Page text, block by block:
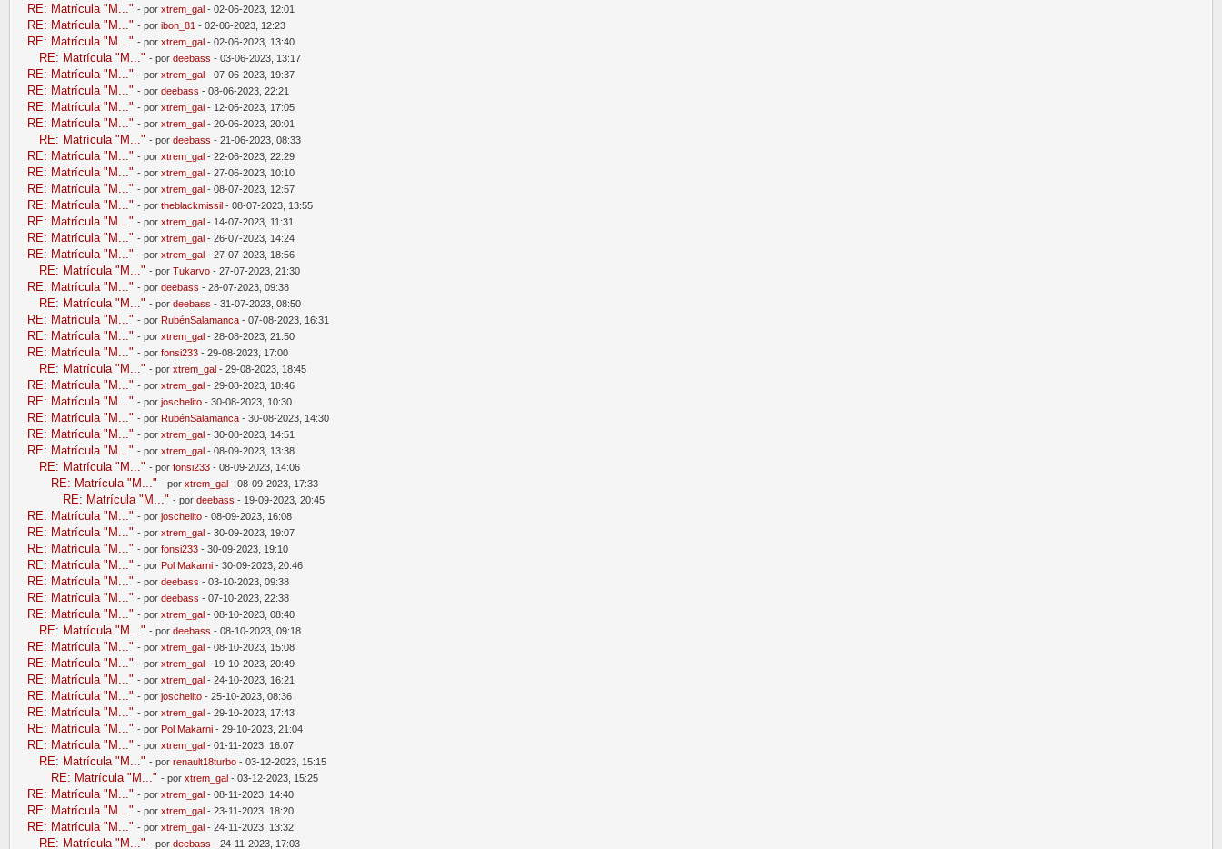
RE: Matrícula "M..." - por xtrem_gal - 02-06-2023, 12:01
RE: Matrícula "M..." - por ibon_81 - 02-06-2023, 12:23
RE: Matrícula "M..." - por xtrem_gal - 02-06-2023, 13:40
RE: Matrícula "M..." - por deebass - 03-06-2023, 13:17
RE: Matrícula "M..." - por xtrem_gal - 07-06-2023, 19:37
RE: Matrícula "M..." - por deebass - 08-06-2023, 22:21
RE: Matrícula "M..." - por xtrem_gal - 12-06-2023, 17:05
RE: Matrícula "M..." - por xtrem_gal - 20-06-2023, 20:01
RE: Matrícula "M..." - por deebass - 21-06-2023, 08:33
RE: Matrícula "M..." - por xtrem_gal - 22-06-2023, 22:29
RE: Matrícula "M..." - por xtrem_gal - 27-06-2023, 10:10
RE: Matrícula "M..." - por xtrem_gal - 08-07-2023, 12:57
RE: Matrícula "M..." - por theblackmissil - 08-07-2023, 13:55
RE: Matrícula "M..." - por xtrem_gal - 14-07-2023, 11:31
RE: Matrícula "M..." - por xtrem_gal - 26-07-2023, 14:24
RE: Matrícula "M..." - por xtrem_gal - 27-07-2023, 18:56
RE: Matrícula "M..." - por Tukarvo - 27-07-2023, 21:30
RE: Matrícula "M..." - por deebass - 28-07-2023, 09:38
RE: Matrícula "M..." - por deebass - 31-07-2023, 08:50
RE: Matrícula "M..." - por RubénSalamanca - 07-08-2023, 16:31
RE: Matrícula "M..." - por xtrem_gal - 28-08-2023, 21:50
RE: Matrícula "M..." - por fonsi233 - 29-08-2023, 17:00
RE: Matrícula "M..." - por xtrem_gal - 29-08-2023, 18:45
RE: Matrícula "M..." - por xtrem_gal - 29-08-2023, 18:46
RE: Matrícula "M..." - por joschelito - 30-08-2023, 10:30
RE: Matrícula "M..." - por RubénSalamanca - 30-08-2023, 14:30
RE: Matrícula "M..." - por xtrem_gal - 30-08-2023, 14:51
RE: Matrícula "M..." - por xtrem_gal - 08-09-2023, 13:38
RE: Matrícula "M..." - por fonsi233 - 08-09-2023, 14:06
RE: Matrícula "M..." - por xtrem_gal - 08-09-2023, 17:33
RE: Matrícula "M..." - por deebass - 19-09-2023, 20:45
RE: Matrícula "M..." - por joschelito - 08-09-2023, 16:08
RE: Matrícula "M..." - por xtrem_gal - 30-09-2023, 19:07
RE: Matrícula "M..." - por fonsi233 - 30-09-2023, 19:10
RE: Matrícula "M..." - por Pol Makarni - 30-09-2023, 20:46
RE: Matrícula "M..." - por deebass - 03-10-2023, 09:38
RE: Matrícula "M..." - por deebass - 07-10-2023, 22:38
RE: Matrícula "M..." - por xtrem_gal - 08-10-2023, 08:40
RE: Matrícula "M..." - por deebass - 08-10-2023, 09:18
RE: Matrícula "M..." - por xtrem_gal - 08-10-2023, 15:08
RE: Matrícula "M..." - por xtrem_gal - 19-10-2023, 20:49
RE: Matrícula "M..." - por xtrem_gal - 24-10-2023, 16:21
RE: Matrícula "M..." - por joschelito - 25-10-2023, 08:36
RE: Matrícula "M..." - por xtrem_gal - 29-10-2023, 17:43
RE: Matrícula "M..." - por Pol Makarni - 29-10-2023, 21:04
RE: Matrícula "M..." - por xtrem_gal - 01-11-2023, 16:07
RE: Matrícula "M..." - por renault18turbo - 03-12-2023, 15:15
RE: Matrícula "M..." - por xtrem_gal - 03-12-2023, 15:25
RE: Matrícula "M..." - por xtrem_gal - 08-11-2023, 14:40
RE: Matrícula "M..." - por xtrem_gal - 23-11-2023, 18:20
RE: Matrícula "M..." - por xtrem_gal - 24-11-2023, 13:32
RE: Matrícula "M..." - por deebass - 24-11-2023, 17:03